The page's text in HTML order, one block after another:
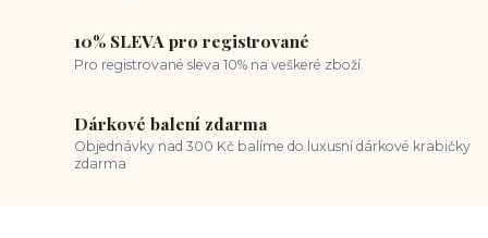
10% SLEVA pro registrované
Pro registrované sleva 10% na veškeré zboží
Dárkové balení zdarma
Objednávky nad 300 Kč balíme do luxusní dárkové krabičky
zdarma